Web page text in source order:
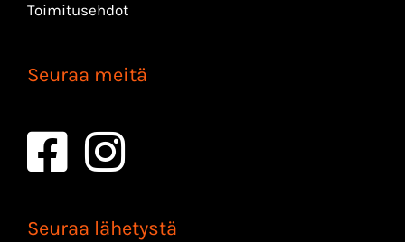
Toimitusehdot
Seuraa meitä
Seuraa lähetystä